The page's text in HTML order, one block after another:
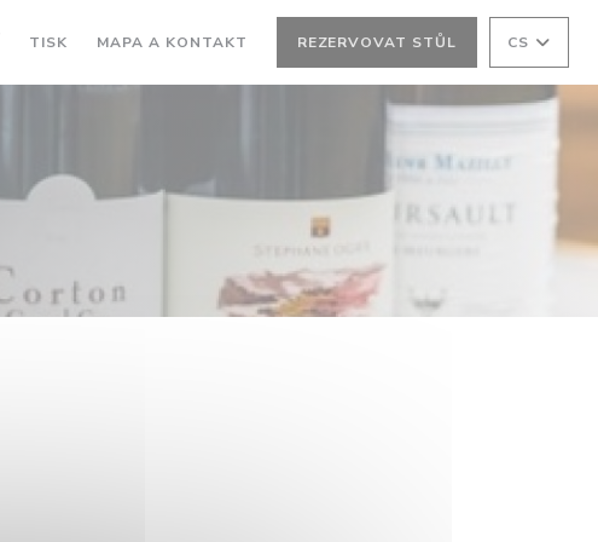
TISK MAPA A KONTAKT REZERVOVAT STŮL CS